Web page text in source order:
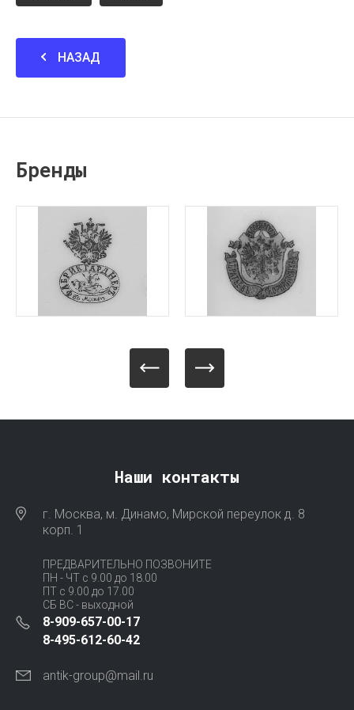
НАЗАД
Бренды
Наши контакты
г. Москва, м. Динамо, Мирской переулок д. 8
корп. 1
ПРЕДВАРИТЕЛЬНО ПОЗВОНИТЕ
ПН - ЧТ с 9.00 до 18.00
ПТ с 9.00 до 17.00
СБ ВС - выходной
8-909-657-00-17
8-495-612-60-42
antik-group@mail.ru